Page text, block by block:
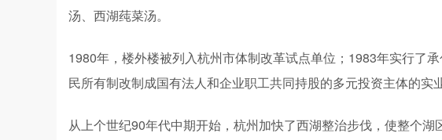
汤、西湖莼菜汤。
1980年，楼外楼被列入杭州市体制改革试点单位；1983年实行了
民所有制改制成国有法人和企业职工共同持股的多元投资主体的实
从上个世纪90年代中期开始，杭州加快了西湖整治步伐，使整个